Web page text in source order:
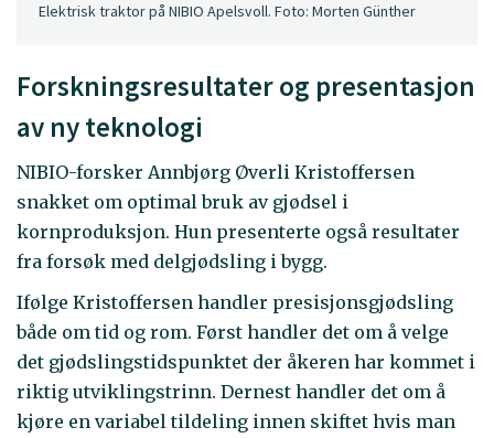
Elektrisk traktor på NIBIO Apelsvoll. Foto: Morten Günther
Forskningsresultater og presentasjon
av ny teknologi
NIBIO-forsker Annbjørg Øverli Kristoffersen
snakket om optimal bruk av gjødsel i
kornproduksjon. Hun presenterte også resultater
fra forsøk med delgjødsling i bygg.
Ifølge Kristoffersen handler presisjonsgjødsling
både om tid og rom. Først handler det om å velge
det gjødslingstidspunktet der åkeren har kommet i
riktig utviklingstrinn. Dernest handler det om å
kjøre en variabel tildeling innen skiftet hvis man